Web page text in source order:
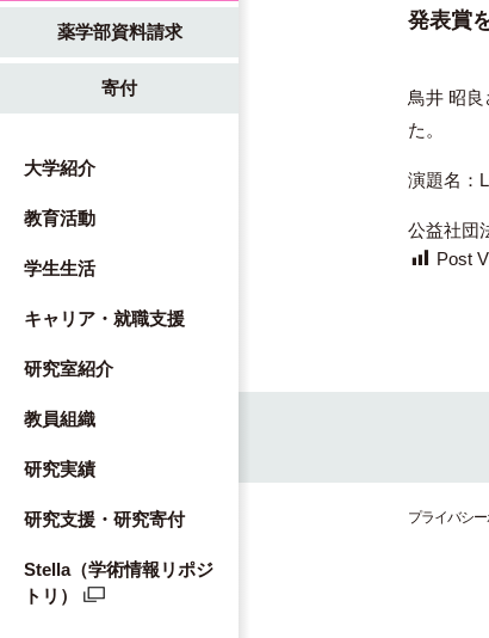
薬学部資料請求
寄付
大学紹介
教育活動
学生生活
キャリア・就職支援
研究室紹介
教員組織
研究実績
研究支援・研究寄付
Stella（学術情報リポジ
トリ）
発表賞
鳥井 昭
た。
演題名：
公益社団
Post
プライバシ